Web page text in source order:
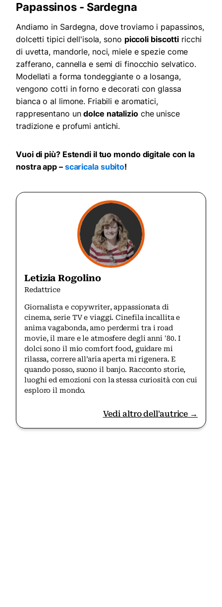
Papassinos - Sardegna
Andiamo in Sardegna, dove troviamo i papassinos,
dolcetti tipici dell'isola, sono piccoli biscotti ricchi
di uvetta, mandorle, noci, miele e spezie come
zafferano, cannella e semi di finocchio selvatico.
Modellati a forma tondeggiante o a losanga,
vengono cotti in forno e decorati con glassa
bianca o al limone. Friabili e aromatici,
rappresentano undolce natalizioche unisce
tradizione e profumi antichi.
Vuoi di più? Estendi il tuo mondo digitale con la
nostra app – scaricala subito!
Letizia Rogolino
Redattrice
Giornalista e copywriter, appassionata di
cinema, serie TV e viaggi. Cinefila incallita e
anima vagabonda, amo perdermi tra i road
movie, il mare e le atmosfere degli anni '80. I
dolci sono il mio comfort food, guidare mi
rilassa, correre all’aria aperta mi rigenera. E
quando posso, suono il banjo. Racconto storie,
luoghi ed emozioni con la stessa curiosità con cui
esploro il mondo.
Vedi altro dell'autrice →